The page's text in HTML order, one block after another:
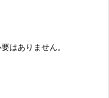
はありません。